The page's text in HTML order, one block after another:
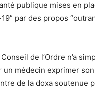
publique mises en
par des propos
de l’Ordre n’a
un médecin exprimer
de la doxa soutenue